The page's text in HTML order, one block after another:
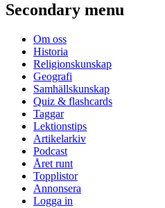
Secondary menu
Om oss
Historia
Religionskunskap
Geografi
Samhällskunskap
Quiz & flashcards
Taggar
Lektionstips
Artikelarkiv
Podcast
Året runt
Topplistor
Annonsera
Logga in